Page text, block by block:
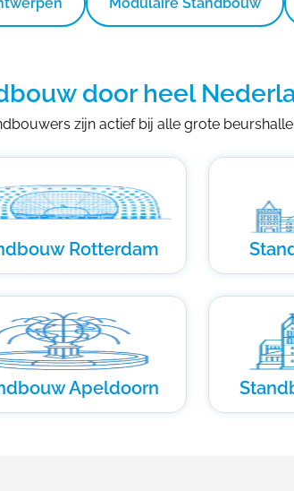
door heel
zijn actief bij alle grote
Rotterdam
Apeldoorn